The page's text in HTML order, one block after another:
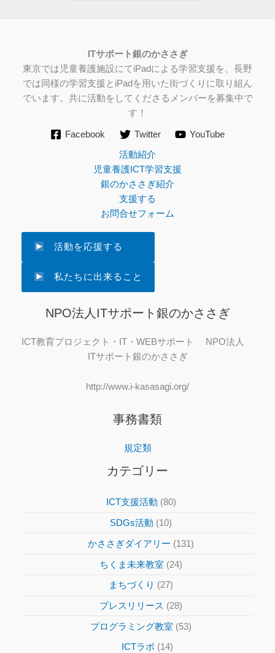
ITサポート銀のかささぎ
東京では児童養護施設にてiPadによる学習支援を、長野
では同様の学習支援とiPadを用いた街づくりに取り組ん
でいます。共に活動をしてくださるメンバーを募集中で
す！
Facebook Twitter YouTube
活動紹介
児童養護ICT学習支援
銀のかささぎ紹介
支援する
お問合せフォーム
活動を応援する
私たちに出来ること
NPO法人ITサポート銀のかささぎ
ICT教育プロジェクト・IT・WEBサポート NPO法人
ITサポート銀のかささぎ
http://www.i-kasasagi.org/
事務書類
規定類
カテゴリー
ICT支援活動 (80)
SDGs活動 (10)
かささぎダイアリー (131)
ちくま未来教室 (24)
まちづくり (27)
プレスリリース (28)
プログラミング教室 (53)
ICTラボ (14)